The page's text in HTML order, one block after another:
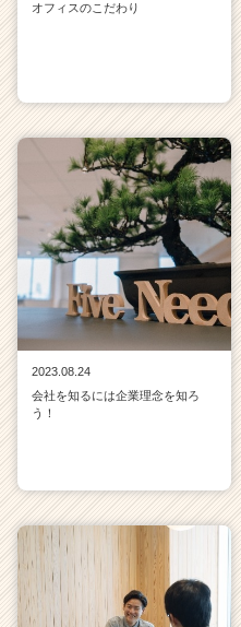
オフィスのこだわり
2023.08.24
会社を知るには企業理念を知ろ
う！